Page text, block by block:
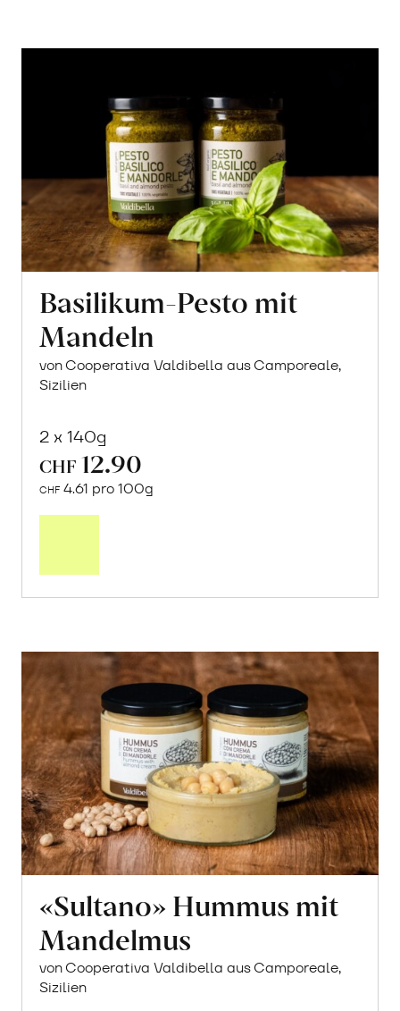
Basilikum-Pesto mit
Mandeln
von Cooperativa Valdibella aus Camporeale,
Sizilien
2 x 140g
CHF 12.90
CHF 4.61 pro 100g
«Sultano» Hummus mit
Mandelmus
von Cooperativa Valdibella aus Camporeale,
Sizilien